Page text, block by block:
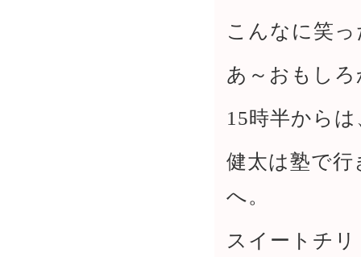
こんなに笑
あ～おもし
15時半から
健太は塾で
へ。
スイートチ